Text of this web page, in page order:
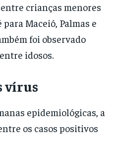
crianças menores
Maceió, Palmas e
foi observado
idosos.
vírus
epidemiológicas, a
os casos positivos